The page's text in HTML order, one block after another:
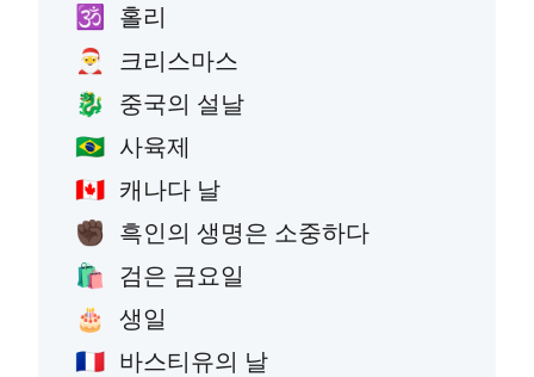
🕉️ 홀리
🎅 크리스마스
🐉 중국의 설날
🇧🇷 사육제
🇨🇦 캐나다 날
✊🏿 흑인의 생명은 소중하다
🛍️ 검은 금요일
🎂 생일
🇫🇷 바스티유의 날